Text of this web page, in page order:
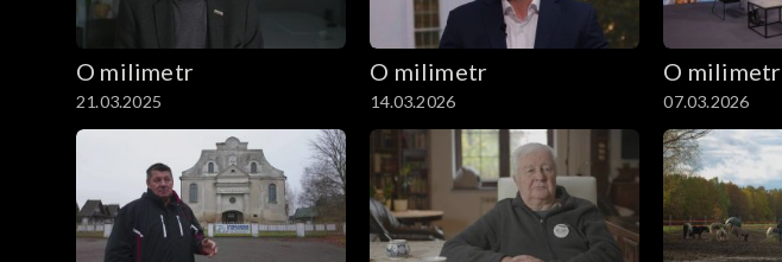
O milimetr
21.03.2025
O milimetr
14.03.2026
O milimetr
07.03.2026